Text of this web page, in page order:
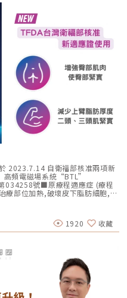
忙的生活步調。另一個引人注目
冷凍減脂』，配備9款探頭，適
減脂的部位，且能一次使用4個
的「酷特膜RFID COOL GEL
安全性。這些療程的出現，展示
療程的普及，消費者將夠在更舒
標。立即點擊查看「非侵入式體
2023.7.14 自衛福部核准兩項新
頻電磁場系統“BTL”
034258號■原療程適應症 (療程
療部位加熱,破壞皮下脂肪細胞,而
上臂脂肪厚度及上臂圍此外,本產
。New! ■以下為新增加療程適應
臀部肌肉，使臀部緊實（療程仿
肌肉張力和緊實度，以增強上臂
單下載）林志玲愛上的耀眼存在
注意~不能不知道的HIFEM科技
1920 收藏